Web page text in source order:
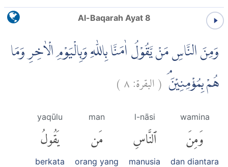
Al-Baqarah Ayat 8
وَمِنَ النَّاسِ مَنْ يَّقُوْلُ اٰمَنَّا بِاللّٰهِ وَبِالْيَوْمِ الْاٰخِرِ وَمَا
هُمْ بِمُؤْمِنِيْنَۘ (البقرة:٨)
wamina
وَمِنَ
dan diantara
l-nāsi
ٱلنَّاسِ
manusia
man
مَن
orang yang
yaqūlu
يَقُولُ
berkata